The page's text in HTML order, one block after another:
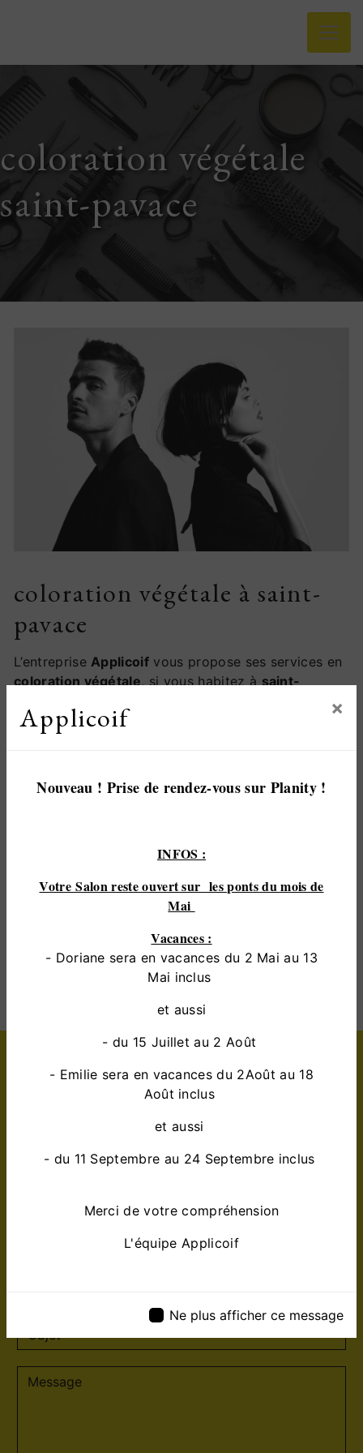
Applicoif ×
Nouveau ! Prise de rendez-vous sur Planity !
INFOS :
Votre Salon reste ouvert sur les ponts du mois de
Mai
Vacances :
- Doriane sera en vacances du 2 Mai au 13
Mai inclus
et aussi
- du 15 Juillet au 2 Août
- Emilie sera en vacances du 2Août au 18
Août inclus
et aussi
- du 11 Septembre au 24 Septembre inclus
Merci de votre compréhension
L'équipe Applicoif
Ne plus afficher ce message
coloration végétale
saint-pavace
coloration végétale à saint-
pavace
L’entrepriseApplicoif vous propose ses services en
coloration végétale, si vous habitez àsaint-
savoir-faire de qualité, nous mettons tout en oeuvre
sommes à l’écoute de vos besoins. Si vous habitez
saint-pavace, nous sommes à votre disposition
Notre métier est avant tout notre passion et le
de réussir. Toute notre équipe est qualifiée et
travaille avec propreté et rigueur.
EN SAVOIR PLUS
Contactez nous